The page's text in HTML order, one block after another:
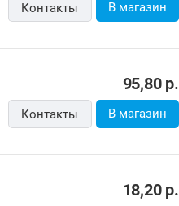
Контакты В магазин
95,80р.
Контакты В магазин
18,20р.